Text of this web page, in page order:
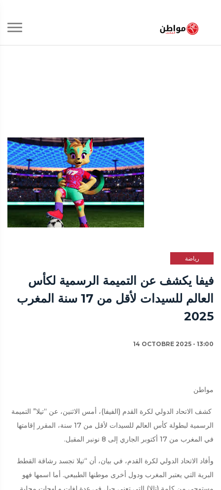
رياضة
فيفا يكشف عن التميمة الرسمية لكأس
العالم للسيدات لأقل من 17 سنة المغرب
2025
14 OCTOBRE 2025 - 13:00
مواطن
كشف الاتحاد الدولي لكرة القدم (الفيفا)، أمس الاثنين، عن “تيلا” التميمة
الرسمية لبطولة كأس العالم للسيدات لأقل من 17 سنة، المقرر إقامتها
في المغرب من 17 أكتوبر الجاري إلى 8 نونبر المقبل.
وأفاد الاتحاد الدولي لكرة القدم، في بيان، أن “تيلا تجسد رشاقة القطط
البرية التي يعتبر المغرب ودول أخرى موطنها الطبيعي. أما اسمها فهو